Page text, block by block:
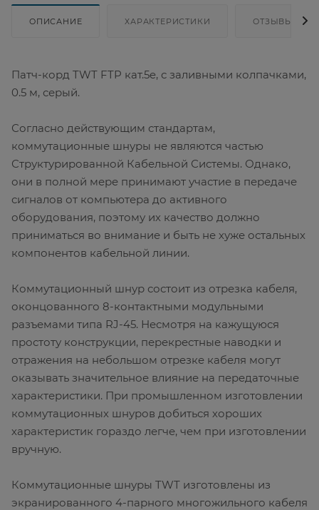
ОПИСАНИЕ ХАРАКТЕРИСТИКИ ОТЗЫВЫ
Патч-корд TWT FTP кат.5e, с заливными колпачками,
0.5 м, серый.
Согласно действующим стандартам,
коммутационные шнуры не являются частью
Структурированной Кабельной Системы. Однако,
они в полной мере принимают участие в передаче
сигналов от компьютера до активного
оборудования, поэтому их качество должно
приниматься во внимание и быть не хуже остальных
компонентов кабельной линии.
Коммутационный шнур состоит из отрезка кабеля,
оконцованного 8-контактными модульными
разъемами типа RJ-45. Несмотря на кажущуюся
простоту конструкции, перекрестные наводки и
отражения на небольшом отрезке кабеля могут
оказывать значительное влияние на передаточные
характеристики. При промышленном изготовлении
коммутационных шнуров добиться хороших
характеристик гораздо легче, чем при изготовлении
вручную.
Коммутационные шнуры TWT изготовлены из
экранированного 4-парного многожильного кабеля